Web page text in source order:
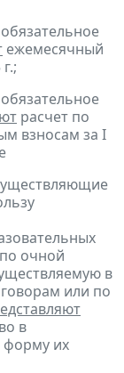
ежемесячный
расчет по
взносам за I
очной
в
или по
в
форму их